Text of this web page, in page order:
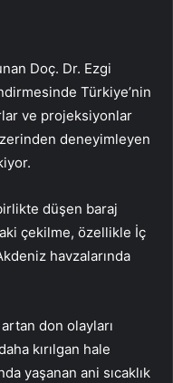
Doç. Dr. Ezgi
Türkiye’nin
ve projeksiyonlar
deneyimleyen
düşen baraj
çekilme, özellikle İç
havzalarında
don olayları
kırılgan hale
yaşanan ani sıcaklık